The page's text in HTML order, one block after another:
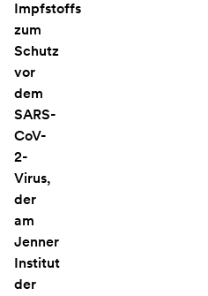
Impfstoffs
zum
Schutz
vor
dem
SARS-
CoV-
2-
Virus,
der
am
Jenner
Institut
der